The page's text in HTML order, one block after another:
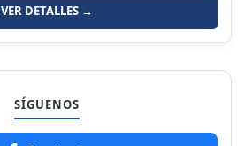
VER DETALLES →
SÍGUENOS